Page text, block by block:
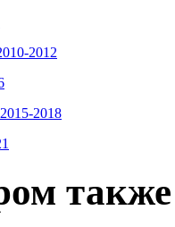
2012
2018